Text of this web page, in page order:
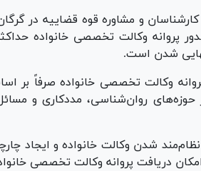
کارشناسان و مشاوره قوه قضاییه در
پروانه وکالت تخصصی خانواده
شدن است.
وکالت تخصصی خانواده صرفاً
روان‌شناسی، مددکاری و مسائل
نظام‌مند شدن وکالت خانواده و ایجاد
دریافت پروانه وکالت تخصصی